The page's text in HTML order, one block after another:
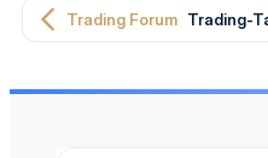
Trading Forum Trading-